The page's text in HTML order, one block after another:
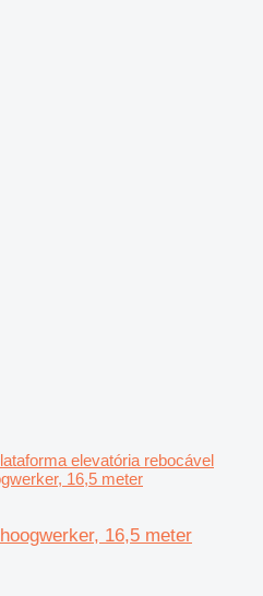
elevatória rebocável
16,5 meter
16,5 meter